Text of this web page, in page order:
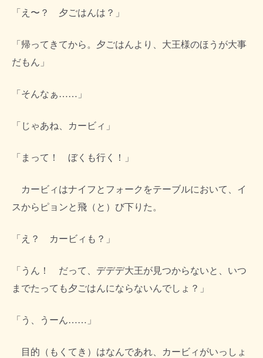
「え〜？ 夕ごはんは？」
「帰ってきてから。夕ごはんより、大王様のほうが大事
だもん」
「そんなぁ……」
「じゃあね、カービィ」
「まって！ ぼくも行く！」
カービィはナイフとフォークをテーブルにおいて、イ
スからピョンと飛（と）び下りた。
「え？ カービィも？」
「うん！ だって、デデデ大王が見つからないと、いつ
までたっても夕ごはんにならないんでしょ？」
「う、うーん……」
目的（もくてき）はなんであれ、カービィがいっしょ